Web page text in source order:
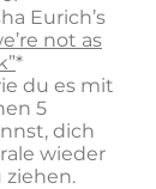
Eurich’s
not as
*
du es mit
5
dich
wieder
ziehen.